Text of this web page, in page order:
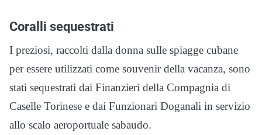
Coralli sequestrati
I preziosi, raccolti dalla donna sulle spiagge cubane
per essere utilizzati come souvenir della vacanza, sono
stati sequestrati dai Finanzieri della Compagnia di
Caselle Torinese e dai Funzionari Doganali in servizio
allo scalo aeroportuale sabaudo.